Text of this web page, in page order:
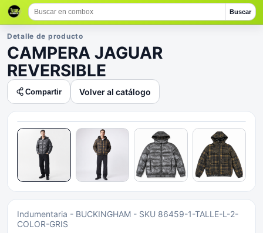
Buscar
Detalle de producto
CAMPERA JAGUAR
REVERSIBLE
Compartir Volver al catálogo
Indumentaria - BUCKINGHAM - SKU 86459-1-TALLE-L-2-
COLOR-GRIS